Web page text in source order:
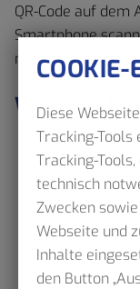
QR-Code auf
Smartphone
nächsten
Weitere
Netzpläne
COOKIE-
Diese
Tracking-Tools
Tracking-
technisch
Zwecken
Webseite und
Inhalte
den Button